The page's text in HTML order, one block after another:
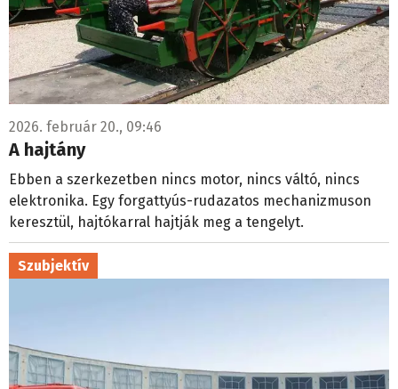
2026. február 20., 09:46
A hajtány
Ebben a szerkezetben nincs motor, nincs váltó, nincs
elektronika. Egy forgattyús-rudazatos mechanizmuson
keresztül, hajtókarral hajtják meg a tengelyt.
Szubjektív